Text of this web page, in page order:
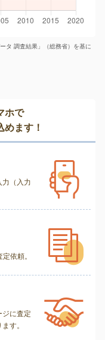
タ 調査結果」（総務省）を基に
ホで
ます！
力（入力
依頼。
ジに査定
す。